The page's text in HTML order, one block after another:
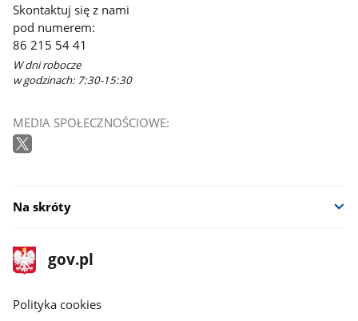
Skontaktuj się z nami
pod numerem:
86 215 54 41
W dni robocze
w godzinach: 7:30-15:30
MEDIA SPOŁECZNOŚCIOWE:
Na skróty
stopka
gov.pl
Strona
gov.pl
gov.pl
Polityka cookies